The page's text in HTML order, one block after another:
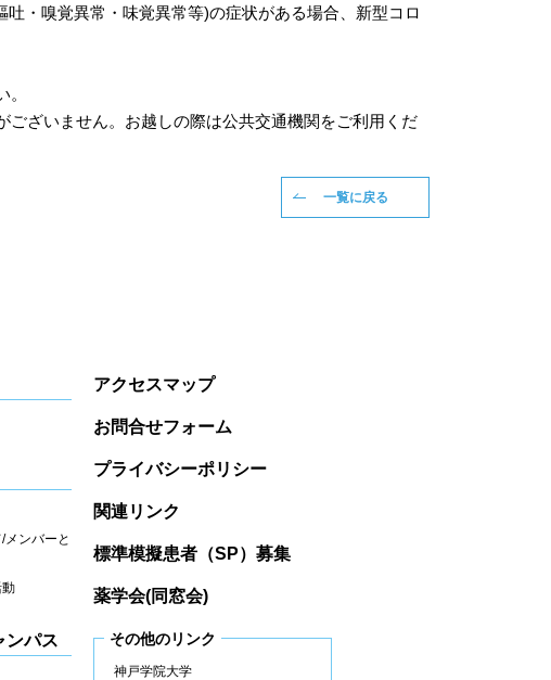
・嗅覚異常・味覚異常等)の症状がある場合、新型コロ
ざいません。お越しの際は公共交通機関をご利用くだ
一覧に戻る
メンバーと
動
ンパス
アクセスマップ
お問合せフォーム
プライバシーポリシー
関連リンク
標準模擬患者（SP）募集
薬学会(同窓会)
その他のリンク
神戸学院大学